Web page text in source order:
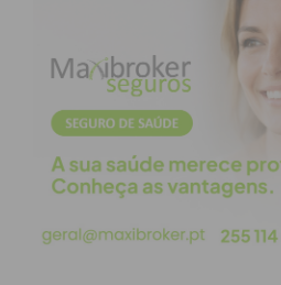
numa clara alusão à luta
campeão nacional da 2.ª
Fundado com o propósito de
na região, o Promov
registar um crescimento
feminino. O acesso à Divisão
Nacional — coloca o clube no